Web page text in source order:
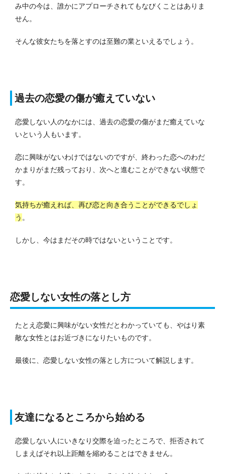
み中の今は、誰かにアプローチされてもなびくことはありま
せん。
そんな彼女たちを落とすのは至難の業といえるでしょう。
過去の恋愛の傷が癒えていない
恋愛しない人のなかには、過去の恋愛の傷がまだ癒えていな
いという人もいます。
恋に興味がないわけではないのですが、終わった恋へのわだ
かまりがまだ残っており、次へと進むことができない状態で
す。
気持ちが癒えれば、再び恋と向き合うことができるでしょ
う 。
しかし、今はまだその時ではないということです。
恋愛しない女性の落とし方
たとえ恋愛に興味がない女性だとわかっていても、やはり素
敵な女性とはお近づきになりたいものです。
最後に、恋愛しない女性の落とし方について解説します。
友達になるところから始める
恋愛しない人にいきなり交際を迫ったところで、拒否されて
しまえばそれ以上距離を縮めることはできません。